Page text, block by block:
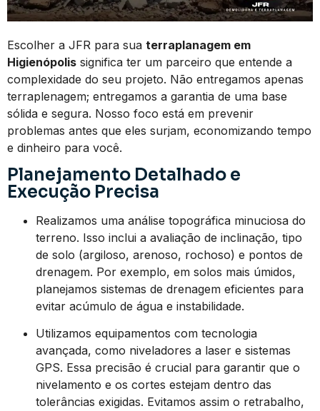
Escolher a JFR para sua terraplanagem em
Higienópolis significa ter um parceiro que entende a
complexidade do seu projeto. Não entregamos apenas
terraplenagem; entregamos a garantia de uma base
sólida e segura. Nosso foco está em prevenir
problemas antes que eles surjam, economizando tempo
e dinheiro para você.
Planejamento Detalhado e
Execução Precisa
Realizamos uma análise topográfica minuciosa do
terreno. Isso inclui a avaliação de inclinação, tipo
de solo (argiloso, arenoso, rochoso) e pontos de
drenagem. Por exemplo, em solos mais úmidos,
planejamos sistemas de drenagem eficientes para
evitar acúmulo de água e instabilidade.
Utilizamos equipamentos com tecnologia
avançada, como niveladores a laser e sistemas
GPS. Essa precisão é crucial para garantir que o
nivelamento e os cortes estejam dentro das
tolerâncias exigidas. Evitamos assim o retrabalho,